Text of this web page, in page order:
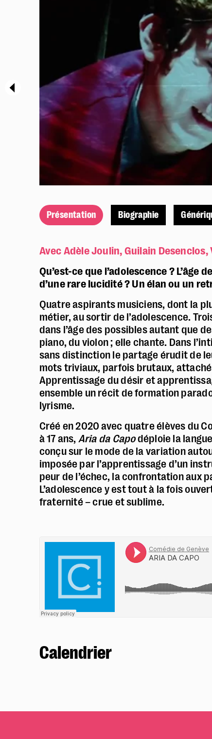
Présentation Biographie
Avec Adèle Joulin, Guilain
Qu’est-ce que l’adolescence ? L’âge
d’une rare lucidité ? Un élan ou un
Quatre aspirants musiciens, dont la
métier, au sortir de l’adolescence.
dans l’âge des possibles autant que
piano, du violon ; elle chante. Dans
sans distinction le partage érudit de
mots triviaux, parfois brutaux,
Apprentissage du désir et
ensemble un récit de formation
lyrisme.
Créé en 2020 avec quatre élèves du
à 17 ans, Aria da Capodéploie la
conçu sur le mode de la variation
imposée par l’apprentissage d’un
peur de l’échec, la confrontation aux
L’adolescence y est tout à la fois
fraternité – crue et sublime.
Calendrier